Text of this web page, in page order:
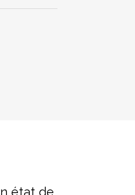
état de